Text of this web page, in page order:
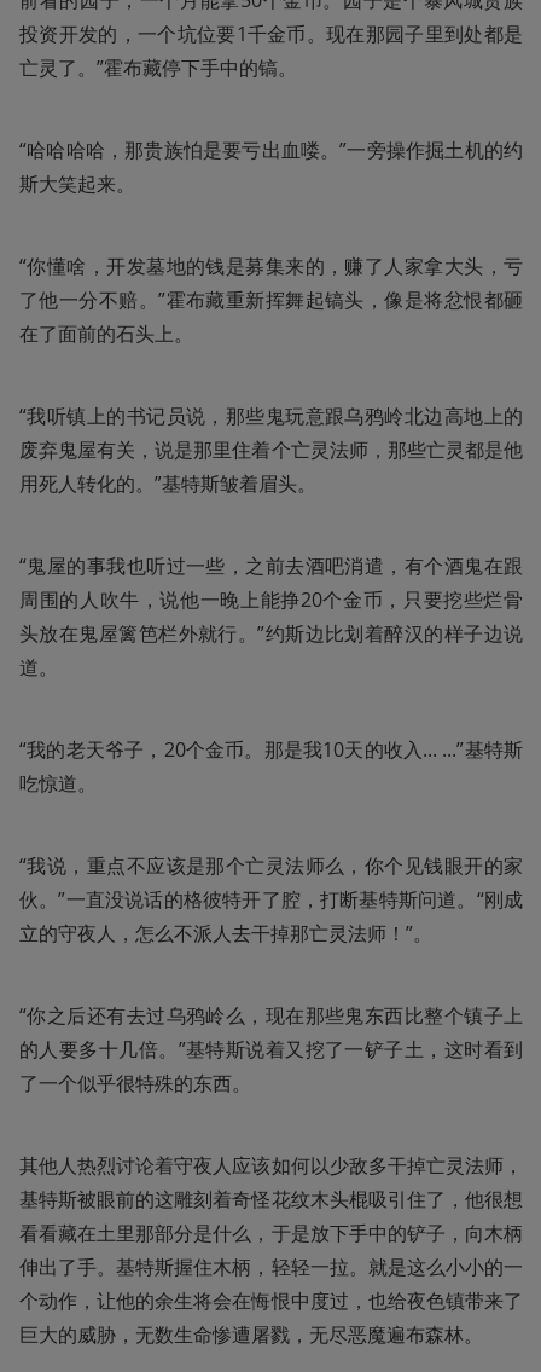
投资开发的，一个坑位要1千金币。现在那园子里到处都是
亡灵了。”霍布藏停下手中的镐。
“哈哈哈哈，那贵族怕是要亏出血喽。”一旁操作掘土机的约
斯大笑起来。
“你懂啥，开发墓地的钱是募集来的，赚了人家拿大头，亏
了他一分不赔。”霍布藏重新挥舞起镐头，像是将忿恨都砸
在了面前的石头上。
“我听镇上的书记员说，那些鬼玩意跟乌鸦岭北边高地上的
废弃鬼屋有关，说是那里住着个亡灵法师，那些亡灵都是他
用死人转化的。”基特斯皱着眉头。
“鬼屋的事我也听过一些，之前去酒吧消遣，有个酒鬼在跟
周围的人吹牛，说他一晚上能挣20个金币，只要挖些烂骨
头放在鬼屋篱笆栏外就行。”约斯边比划着醉汉的样子边说
道。
“我的老天爷子，20个金币。那是我10天的收入... ...”基特斯
吃惊道。
“我说，重点不应该是那个亡灵法师么，你个见钱眼开的家
伙。”一直没说话的格彼特开了腔，打断基特斯问道。“刚成
立的守夜人，怎么不派人去干掉那亡灵法师！”。
“你之后还有去过乌鸦岭么，现在那些鬼东西比整个镇子上
的人要多十几倍。”基特斯说着又挖了一铲子土，这时看到
了一个似乎很特殊的东西。
其他人热烈讨论着守夜人应该如何以少敌多干掉亡灵法师，
基特斯被眼前的这雕刻着奇怪花纹木头棍吸引住了，他很想
看看藏在土里那部分是什么，于是放下手中的铲子，向木柄
伸出了手。基特斯握住木柄，轻轻一拉。就是这么小小的一
个动作，让他的余生将会在悔恨中度过，也给夜色镇带来了
巨大的威胁，无数生命惨遭屠戮，无尽恶魔遍布森林。